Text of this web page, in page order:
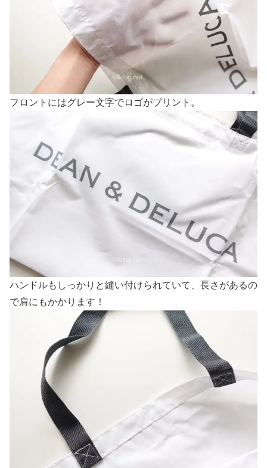
フロントにはグレー文字でロゴがプリント。
ハンドルもしっかりと縫い付けられていて、長さがあるの
で肩にもかかります！